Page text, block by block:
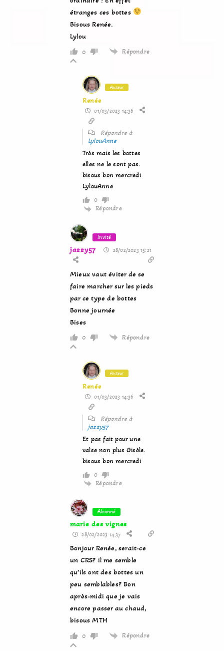
étranges ces bottes
Bisous Renée.
Lylou
0 Répondre
Auteur
Renée
01/03/2023 14:36
Répondre à
LylouAnne
Très mais les bottes
elles ne le sont pas.
bisous bon mercredi
LylouAnne
0
Répondre
Invité
jazzy57 28/02/2023 15:21
Mieux vaut éviter de se
faire marcher sur les pieds
par ce type de bottes
Bonne journée
Bises
0 Répondre
Auteur
Renée
01/03/2023 14:36
Répondre à
jazzy57
Et pas fait pour une
valse non plus Gisèle.
bisous bon mercredi
0
Répondre
Abonné
marie des vignes
28/02/2023 14:37
Bonjour Renée, serait-ce
un CRS? il me semble
qu’ils ont des bottes un
peu semblables? Bon
après-midi que je vais
encore passer au chaud,
bisous MTH
0 Répondre